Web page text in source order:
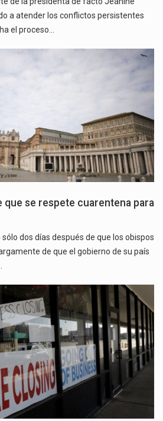
a atender los conflictos persistentes
el proceso…
que se respete cuarentena para
dos días después de que los obispos
de que el gobierno de su país